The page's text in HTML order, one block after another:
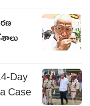
Day
Case